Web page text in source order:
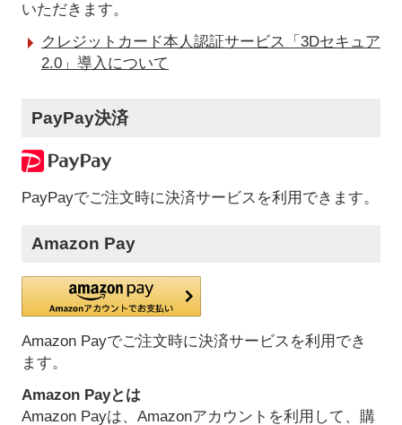
いただきます。
クレジットカード本人認証サービス「3Dセキュア
2.0」導入について
PayPay決済
PayPayでご注文時に決済サービスを利用できます。
Amazon Pay
Amazon Payでご注文時に決済サービスを利用でき
ます。
Amazon Payとは
Amazon Payは、Amazonアカウントを利用して、購